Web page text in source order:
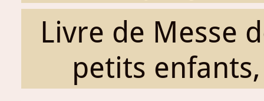
Livre de Messe
petits enfants,